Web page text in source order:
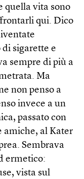
quella vita sono
qui. Dico
sigarette e
sempre di più a
Ma
non penso a
invece a un
passato con
amiche, al Kater
Sembrava
ermetico:
vista sul